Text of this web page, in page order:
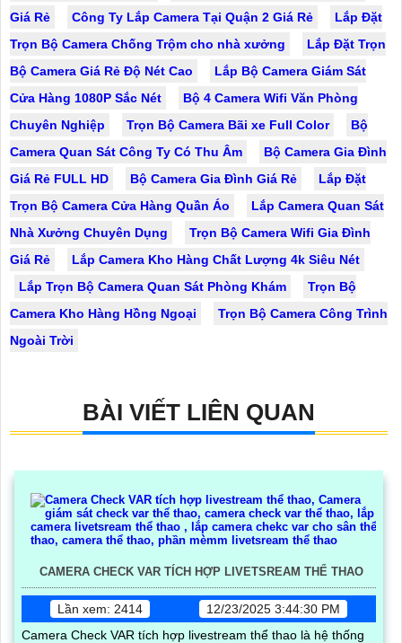
Giá Rẻ
Công Ty Lắp Camera Tại Quận 2 Giá Rẻ
Lắp Đặt
Trọn Bộ Camera Chống Trộm cho nhà xưởng
Lắp Đặt Trọn
Bộ Camera Giá Rẻ Độ Nét Cao
Lắp Bộ Camera Giám Sát
Cửa Hàng 1080P Sắc Nét
Bộ 4 Camera Wifi Văn Phòng
Chuyên Nghiệp
Trọn Bộ Camera Bãi xe Full Color
Bộ
Camera Quan Sát Công Ty Có Thu Âm
Bộ Camera Gia Đình
Giá Rẻ FULL HD
Bộ Camera Gia Đình Giá Rẻ
Lắp Đặt
Trọn Bộ Camera Cửa Hàng Quần Áo
Lắp Camera Quan Sát
Nhà Xưởng Chuyên Dụng
Trọn Bộ Camera Wifi Gia Đình
Giá Rẻ
Lắp Camera Kho Hàng Chất Lượng 4k Siêu Nét
Lắp Trọn Bộ Camera Quan Sát Phòng Khám
Trọn Bộ
Camera Kho Hàng Hồng Ngoại
Trọn Bộ Camera Công Trình
Ngoài Trời
BÀI VIẾT LIÊN QUAN
CAMERA CHECK VAR TÍCH HỢP LIVETSREAM THỂ THAO
Lần xem: 2414
12/23/2025 3:44:30 PM
Camera Check VAR tích hợp livestream thể thao là hệ thống